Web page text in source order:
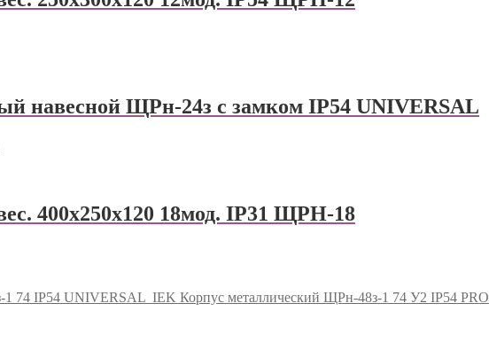
навесной ЩРн-24з с замком IP54 UNIVERSAL
400х250х120 18мод. IP31 ЩРН-18
1 74 IP54 UNIVERSAL IEK Корпус металлический ЩРн-48з-1 74 У2 IP54 PRO